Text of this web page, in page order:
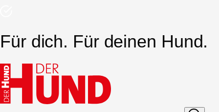
Für dich. Für deinen Hund.